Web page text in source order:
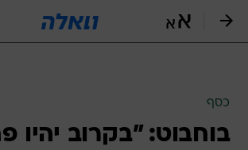
כסף
בוחבוט: "בקרוב יהיו